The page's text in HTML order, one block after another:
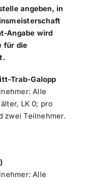
angeben, in
Angabe wird
für die
Trab-Galopp
Alle
LK 0; pro
zwei Teilnehmer.
Alle